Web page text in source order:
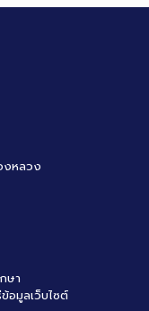
งหลวง
ษา
อมูลเว็บไซต์